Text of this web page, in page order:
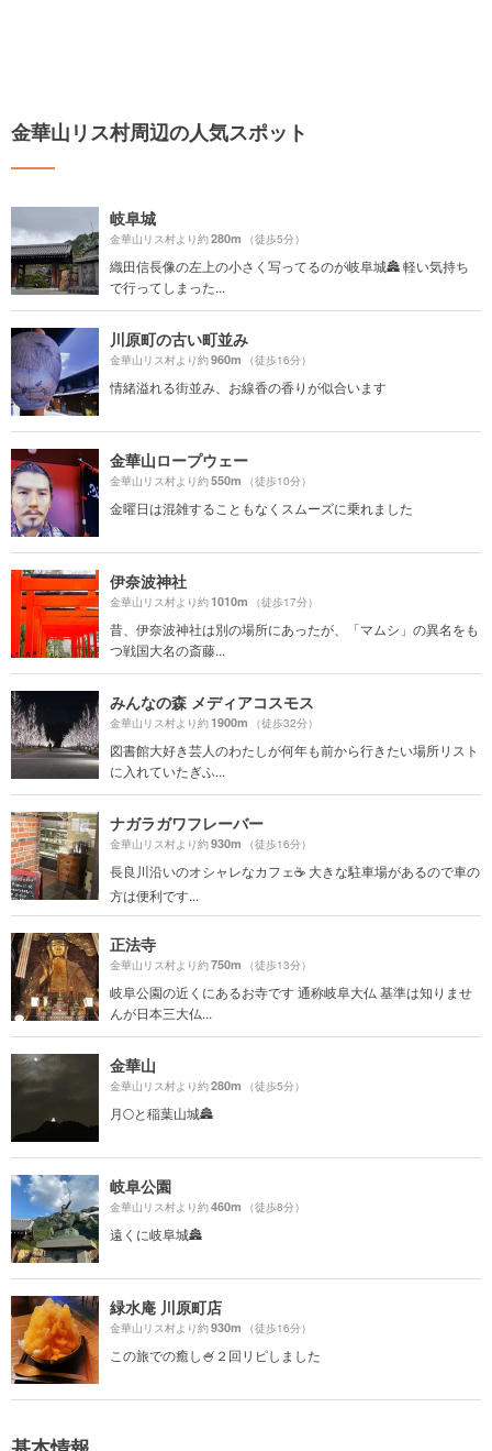
金華山リス村周辺の人気スポット
岐阜城
金華山リス村より約280m （徒歩5分）
織田信長像の左上の小さく写ってるのが岐阜城🏯 軽い気持ち
で行ってしまった...
川原町の古い町並み
金華山リス村より約960m （徒歩16分）
情緒溢れる街並み、お線香の香りが似合います
金華山ロープウェー
金華山リス村より約550m （徒歩10分）
金曜日は混雑することもなくスムーズに乗れました
伊奈波神社
金華山リス村より約1010m （徒歩17分）
昔、伊奈波神社は別の場所にあったが、「マムシ」の異名をも
つ戦国大名の斎藤...
みんなの森 メディアコスモス
金華山リス村より約1900m （徒歩32分）
図書館大好き芸人のわたしが何年も前から行きたい場所リスト
に入れていたぎふ...
ナガラガワフレーバー
金華山リス村より約930m （徒歩16分）
長良川沿いのオシャレなカフェ☕️ 大きな駐車場があるので車の
方は便利です...
正法寺
金華山リス村より約750m （徒歩13分）
岐阜公園の近くにあるお寺です 通称岐阜大仏 基準は知りませ
んが日本三大仏...
金華山
金華山リス村より約280m （徒歩5分）
月🌕と稲葉山城🏯
岐阜公園
金華山リス村より約460m （徒歩8分）
遠くに岐阜城🏯
緑水庵 川原町店
金華山リス村より約930m （徒歩16分）
この旅での癒し🍧２回リピしました